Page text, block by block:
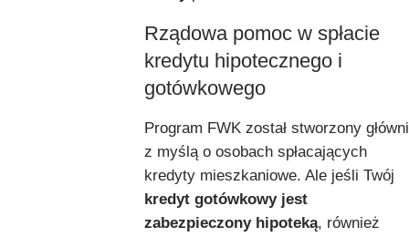
Rządowa pomoc w spłacie
kredytu hipotecznego i
gotówkowego
Program FWK został stworzony
z myślą o osobach spłacających
kredyty mieszkaniowe. Ale jeśli Twój
kredyt gotówkowy jest
zabezpieczony hipoteką, również